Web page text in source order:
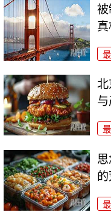
被
真
北
的